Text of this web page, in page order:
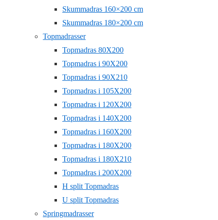
Skummadras 160×200 cm
Skummadras 180×200 cm
Topmadrasser
Topmadras 80X200
Topmadras i 90X200
Topmadras i 90X210
Topmadras i 105X200
Topmadras i 120X200
Topmadras i 140X200
Topmadras i 160X200
Topmadras i 180X200
Topmadras i 180X210
Topmadras i 200X200
H split Topmadras
U split Topmadras
Springmadrasser